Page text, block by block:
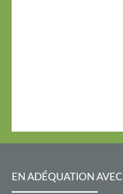
EN ADÉQUATION AVEC